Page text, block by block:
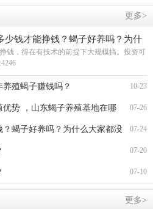
更多>
少钱才能挣钱？蝎子好养吗？为什
功？
钱，得在有技术的前提下大规模搞。投资可
10-23
养殖蝎子赚钱吗？
07-26
势 ，山东蝎子养殖基地在哪
07-24
蝎子好养吗？为什么大家都没
07-20
07-10
更多>